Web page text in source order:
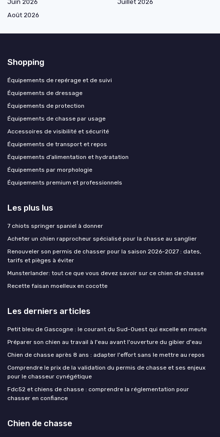
Juin 2026
Juillet 2026
Août 2026
Shopping
Équipements de repérage et de suivi
Équipements de dressage
Équipements de protection
Équipements de chasse par usage
Accessoires de visibilité et sécurité
Équipements de transport et repos
Équipements d’alimentation et hydratation
Équipements par morphologie
Équipements premium et professionnels
Les plus lus
7 chiots springer spaniel à donner
Acheter un chien rapprocheur spécialisé pour la chasse au sanglier
Renouveler son permis de chasser pour la saison 2026-2027 : dates,
tarifs et pièges à éviter
Munsterlander: tout ce que vous devez savoir sur ce chien de chasse
Recette faisan moelleux en cocotte
Les derniers articles
Petit bleu de Gascogne : le courant du Sud-Ouest qui excelle en meute
Préparer son chien au travail à l'eau avant l'ouverture du gibier d'eau
Chien de chasse après 8 ans : adapter l'effort sans le mettre au repos
Comprendre le prix de la validation du permis de chasse et ses enjeux
pour le chasseur cynégétique
Fdc52 et chiens de chasse : comprendre la réglementation pour
chasser en confiance
Chien de chasse